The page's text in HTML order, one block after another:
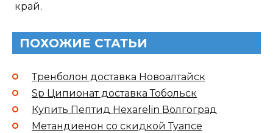
край.
ПОХОЖИЕ СТАТЬИ
Тренболон доставка Новоалтайск
Sp Ципионат доставка Тобольск
Купить Пептид Hexarelin Волгоград
Метандиенон со скидкой Туапсе